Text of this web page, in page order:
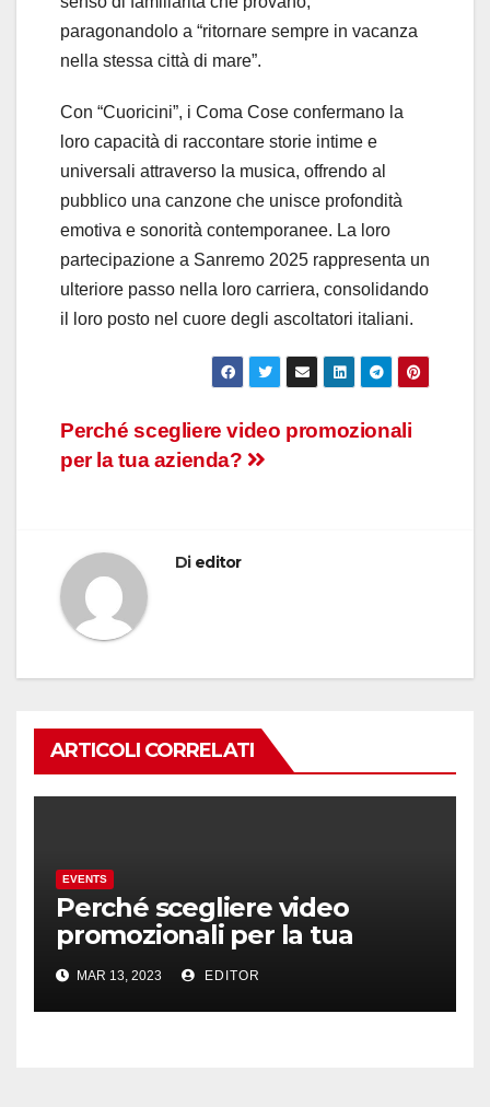
paragonandolo a “ritornare sempre in vacanza
nella stessa città di mare”.
Con “Cuoricini”, i Coma Cose confermano la
loro capacità di raccontare storie intime e
universali attraverso la musica, offrendo al
pubblico una canzone che unisce profondità
emotiva e sonorità contemporanee. La loro
partecipazione a Sanremo 2025 rappresenta un
ulteriore passo nella loro carriera, consolidando
il loro posto nel cuore degli ascoltatori italiani.
Navigazione
articoli
Perché scegliere video promozionali
per la tua azienda?
Di editor
ARTICOLI CORRELATI
EVENTS
Perché scegliere video
promozionali per la tua
azienda?
MAR 13, 2023 EDITOR